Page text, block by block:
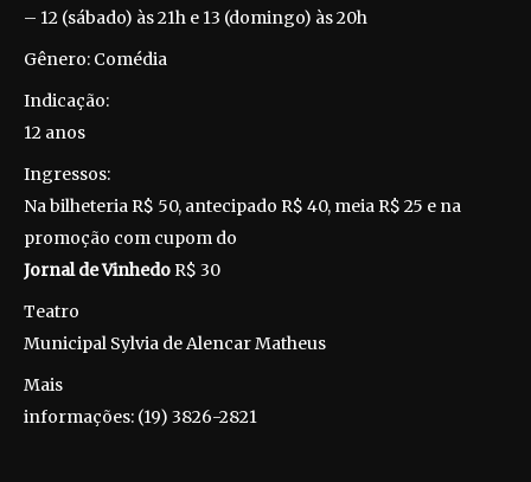
– 12 (sábado) às 21h e 13 (domingo) às 20h
Gênero: Comédia
Indicação:
12 anos
Ingressos:
Na bilheteria R$ 50, antecipado R$ 40, meia R$ 25 e na
promoção com cupom do
Jornal de Vinhedo R$ 30
Teatro
Municipal Sylvia de Alencar Matheus
Mais
informações: (19) 3826-2821